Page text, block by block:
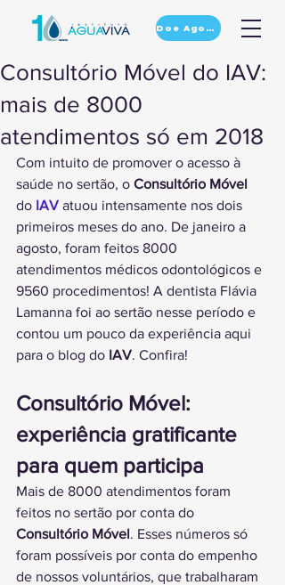
Doe Agora
Consultório Móvel do IAV:
mais de 8000
atendimentos só em 2018
Com intuito de promover o acesso à
saúde no sertão, o Consultório Móvel
do IAV atuou intensamente nos dois
primeiros meses do ano. De janeiro a
agosto, foram feitos 8000
atendimentos médicos odontológicos e
9560 procedimentos! A dentista Flávia
Lamanna foi ao sertão nesse período e
contou um pouco da experiência aqui
para o blog do IAV. Confira!
Consultório Móvel:
experiência gratificante
para quem participa
Mais de 8000 atendimentos foram
feitos no sertão por conta do
Consultório Móvel. Esses números só
foram possíveis por conta do empenho
de nossos voluntários, que trabalharam